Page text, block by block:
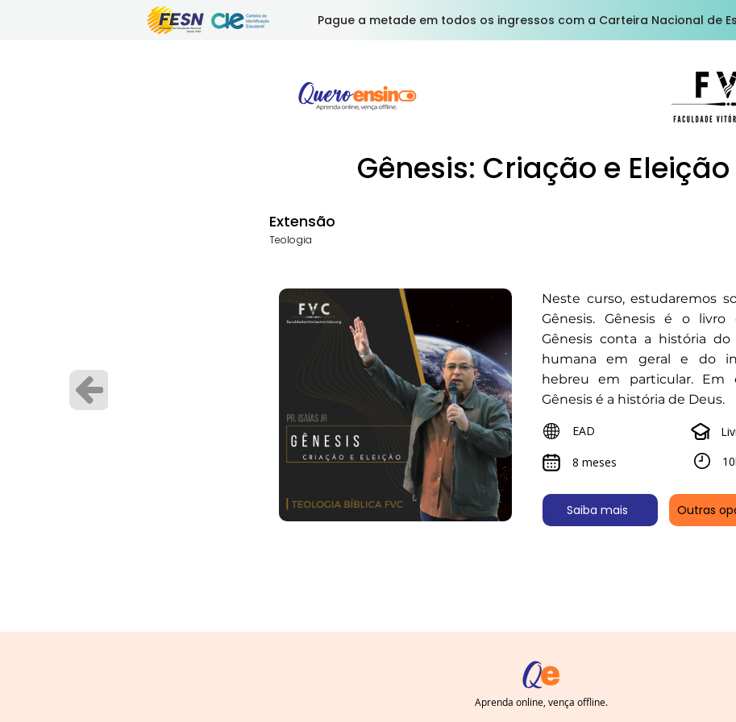
Pague a metade em todos os ingressos com a Carteira Nacional de
Gênesis: Criação e Eleição
Extensão
Teologia
Neste curso, estudaremos
Gênesis. Gênesis é o livro
Gênesis conta a história
humana em geral e do
hebreu em particular. Em
Gênesis é a história de Deus.
EAD
8 meses
Saiba mais Outras
Aprenda online, vença offline.